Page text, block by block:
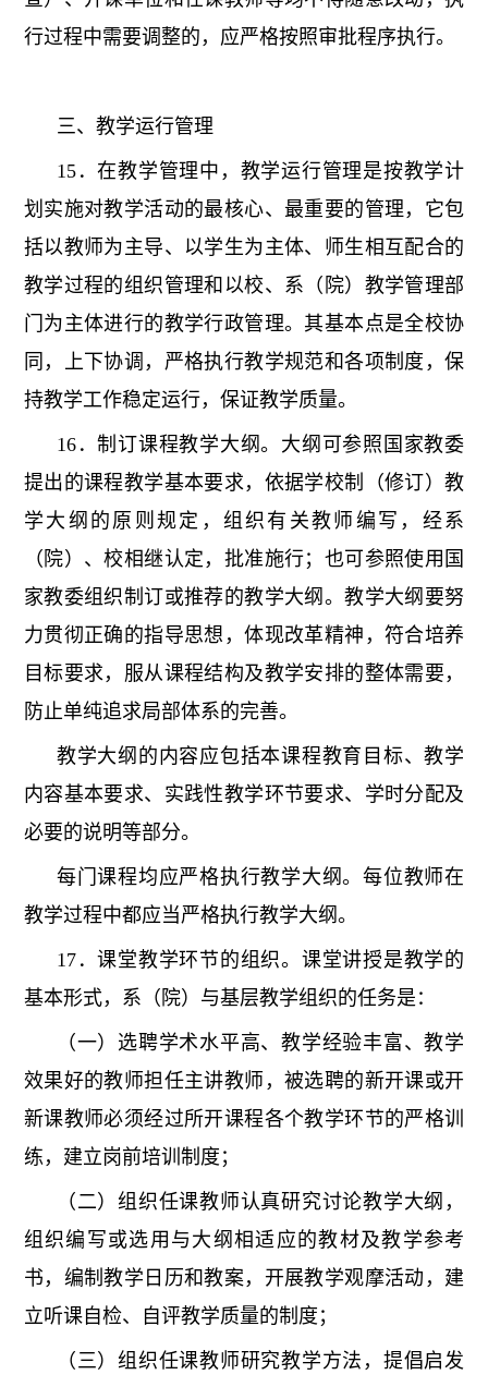
行过程中需要调整的，应严格按照审批程序执行。
三、教学运行管理
15．在教学管理中，教学运行管理是按教学计
划实施对教学活动的最核心、最重要的管理，它包
括以教师为主导、以学生为主体、师生相互配合的
教学过程的组织管理和以校、系（院）教学管理部
门为主体进行的教学行政管理。其基本点是全校协
同，上下协调，严格执行教学规范和各项制度，保
持教学工作稳定运行，保证教学质量。
16．制订课程教学大纲。大纲可参照国家教委
提出的课程教学基本要求，依据学校制（修订）教
学大纲的原则规定，组织有关教师编写，经系
（院）、校相继认定，批准施行；也可参照使用国
家教委组织制订或推荐的教学大纲。教学大纲要努
力贯彻正确的指导思想，体现改革精神，符合培养
目标要求，服从课程结构及教学安排的整体需要，
防止单纯追求局部体系的完善。
教学大纲的内容应包括本课程教育目标、教学
内容基本要求、实践性教学环节要求、学时分配及
必要的说明等部分。
每门课程均应严格执行教学大纲。每位教师在
教学过程中都应当严格执行教学大纲。
17．课堂教学环节的组织。课堂讲授是教学的
基本形式，系（院）与基层教学组织的任务是：
（一）选聘学术水平高、教学经验丰富、教学
效果好的教师担任主讲教师，被选聘的新开课或开
新课教师必须经过所开课程各个教学环节的严格训
练，建立岗前培训制度；
（二）组织任课教师认真研究讨论教学大纲，
组织编写或选用与大纲相适应的教材及教学参考
书，编制教学日历和教案，开展教学观摩活动，建
立听课自检、自评教学质量的制度；
（三）组织任课教师研究教学方法，提倡启发